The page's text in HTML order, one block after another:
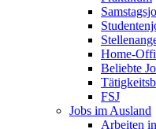
Home-
Beliebte
FSJ
Jobs im Ausland
Arbeiten